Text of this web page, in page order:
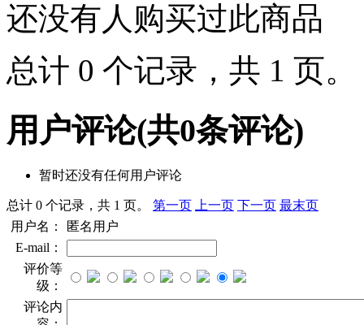
还没有人购买过此商品
总计 0 个记录，共 1 页。
用户评论(共0条评论)
暂时还没有任何用户评论
总计 0 个记录，共 1 页。 第一页 上一页 下一页 最末页
用户名：
匿名用户
E-mail：
评价等
级：
评论内